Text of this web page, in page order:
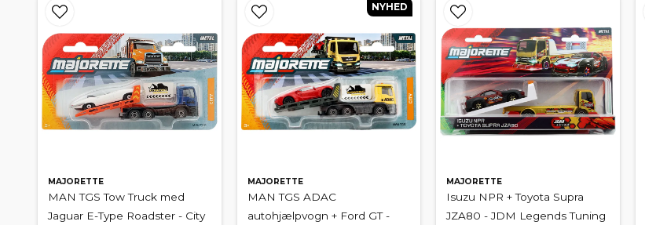
MAJORETTE
MAN TGS Tow Truck med
Jaguar E-Type Roadster - City
MAJORETTE
MAN TGS ADAC
autohjælpvogn + Ford GT -
NYHED
MAJORETTE
Isuzu NPR + Toyota Supra
JZA80 - JDM Legends Tuning